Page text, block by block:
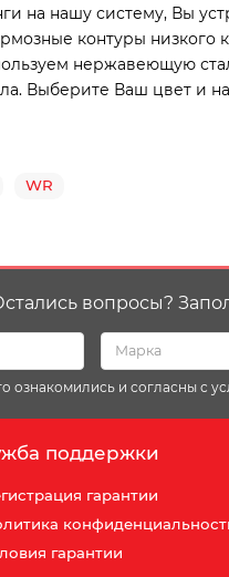
на нашу систему, Вы
контуры
нержавеющую
Выберите Ваш цвет и
WR
вопросы?
ознакомились и согласны с
поддержки
гарантии
гарантии